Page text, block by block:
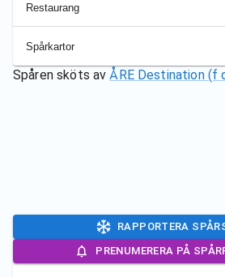
Restaurang
Spårkartor
Spåren sköts av ÅRE Destination (f
RAPPORTERA
PRENUMERERA PÅ